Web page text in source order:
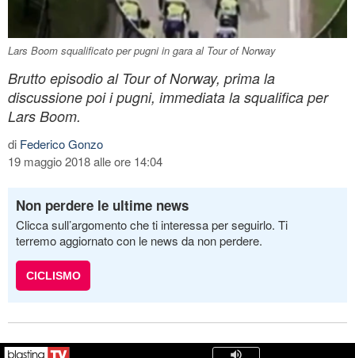
Lars Boom squalificato per pugni in gara al Tour of Norway
Brutto episodio al Tour of Norway, prima la
discussione poi i pugni, immediata la squalifica per
Lars Boom.
di Federico Gonzo
19 maggio 2018 alle ore 14:04
Non perdere le ultime news
Clicca sull’argomento che ti interessa per seguirlo. Ti
terremo aggiornato con le news da non perdere.
CICLISMO